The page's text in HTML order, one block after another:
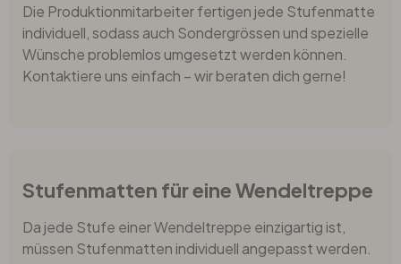
Die Produktionmitarbeiter fertigen jede Stufenmatte
individuell, sodass auch Sondergrössen und spezielle
Wünsche problemlos umgesetzt werden können.
Kontaktiere uns einfach – wir beraten dich gerne!
Stufenmatten für eine Wendeltreppe
Da jede Stufe einer Wendeltreppe einzigartig ist,
müssen Stufenmatten individuell angepasst werden.